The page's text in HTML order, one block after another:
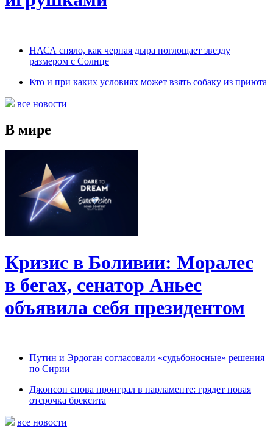
НАСА сняло, как черная дыра поглощает звезду
размером с Солнце
Кто и при каких условиях может взять собаку из приюта
все новости
В мире
Кризис в Боливии: Моралес
в бегах, сенатор Аньес
объявила себя президентом
Путин и Эрдоган согласовали «судьбоносные» решения
по Сирии
Джонсон снова проиграл в парламенте: грядет новая
отсрочка брексита
все новости